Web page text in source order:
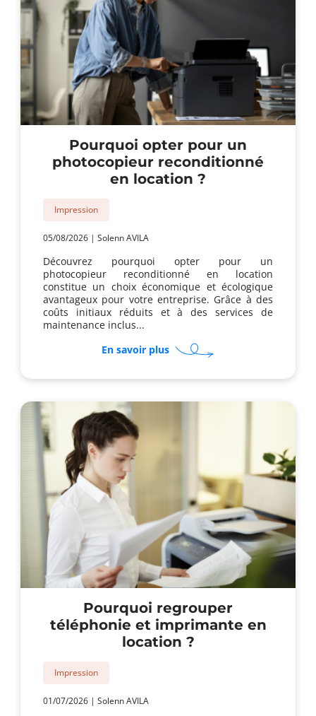
Pourquoi opter pour un
photocopieur reconditionné
en location ?
Impression
05/08/2026 | Solenn AVILA
Découvrez pourquoi opter pour un
photocopieur reconditionné en location
constitue un choix économique et écologique
avantageux pour votre entreprise. Grâce à des
coûts initiaux réduits et à des services de
maintenance inclus...
En savoir plussur
Pourquoi
un
Pourquoi regrouper
téléphonie et imprimante en
location ?
Impression
01/07/2026 | Solenn AVILA